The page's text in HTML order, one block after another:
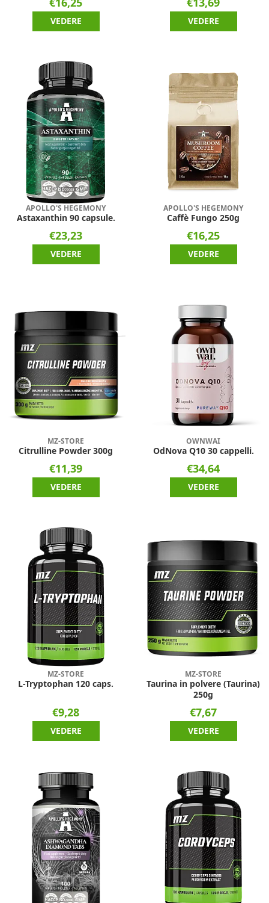
€16,25
VEDERE
€13,69
VEDERE
APOLLO'S HEGEMONY
Astaxanthin 90 capsule.
€23,23
VEDERE
APOLLO'S HEGEMONY
Caffè Fungo 250g
€16,25
VEDERE
MZ-STORE
Citrulline Powder 300g
€11,39
VEDERE
OWNWAI
OdNova Q10 30 cappelli.
€34,64
VEDERE
MZ-STORE
L-Tryptophan 120 caps.
€9,28
VEDERE
MZ-STORE
Taurina in polvere (Taurina)
250g
€7,67
VEDERE